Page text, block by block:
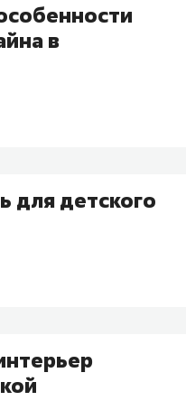
в
для детского